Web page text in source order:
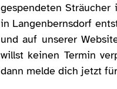
gespendeten
in Langenbernsdorf
und auf unserer
willst keinen Termin
dann melde dich jetzt